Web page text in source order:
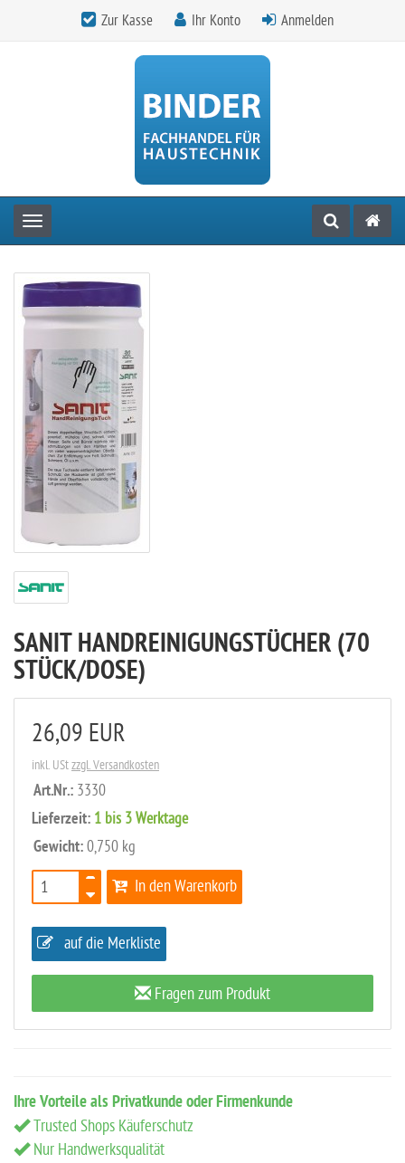
Zur Kasse Ihr Konto Anmelden
Toggle navigation
SANIT HANDREINIGUNGSTÜCHER (70
STÜCK/DOSE)
26,09 EUR
inkl. UStzzgl. Versandkosten
Art.Nr.: 3330
Lieferzeit: 1 bis 3 Werktage
Gewicht: 0,750 kg
In den Warenkorb
auf die Merkliste
Fragen zum Produkt
Ihre Vorteile als Privatkunde oder Firmenkunde
Trusted Shops Käuferschutz
Nur Handwerksqualität